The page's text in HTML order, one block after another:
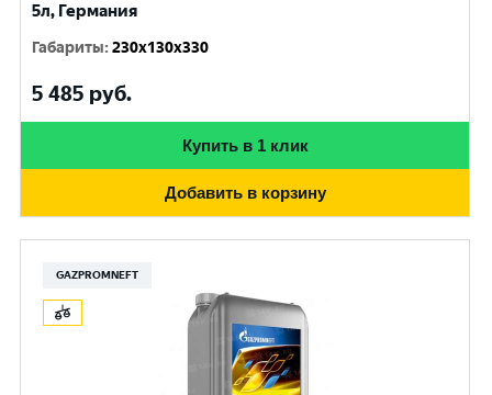
5л, Германия
Габариты:230x130x330
5 485 руб.
Купить в 1 клик
Добавить в корзину
GAZPROMNEFT